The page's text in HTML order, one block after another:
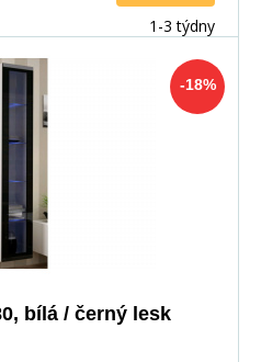
1-3 týdny
-18%
bílá / černý lesk